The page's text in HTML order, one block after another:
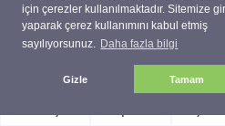
için çerezler kullanılmaktadır. Sitemize
yaparak çerez kullanımını kabul etmiş
sayılıyorsunuz. Daha fazla bilgi
Gizle Tamam